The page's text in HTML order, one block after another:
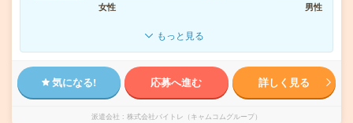
女性
男性
もっと見る
気になる! 応募へ進む 詳しく見る
派遣会社 株式会社バイトレ（キャムコムグループ）